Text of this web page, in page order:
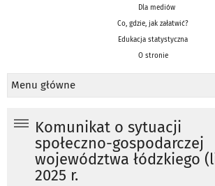
Dla mediów
Co, gdzie, jak załatwić?
Edukacja statystyczna
O stronie
Menu główne
Komunikat o sytuacji
społeczno-gospodarczej
województwa łódzkiego
2025 r.